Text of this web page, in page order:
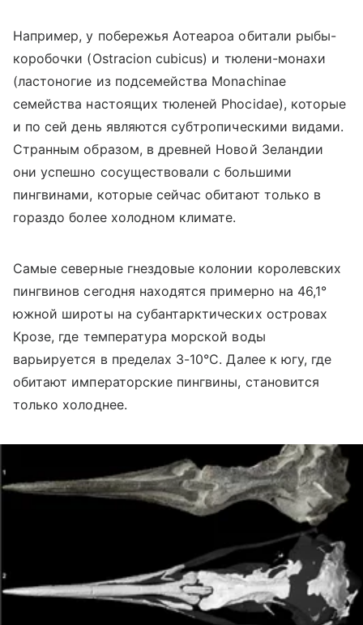
Например, у побережья Аотеароа обитали рыбы-
коробочки (Ostracion cubicus) и тюлени-монахи
(ластоногие из подсемейства Monachinae
семейства настоящих тюленей Phocidae), которые
и по сей день являются субтропическими видами.
Странным образом, в древней Новой Зеландии
они успешно сосуществовали с большими
пингвинами, которые сейчас обитают только в
гораздо более холодном климате.
Самые северные гнездовые колонии королевских
пингвинов сегодня находятся примерно на 46,1°
южной широты на субантарктических островах
Крозе, где температура морской воды
варьируется в пределах 3-10°C. Далее к югу, где
обитают императорские пингвины, становится
только холоднее.